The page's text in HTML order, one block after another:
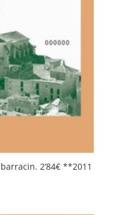
2’84€ **2011